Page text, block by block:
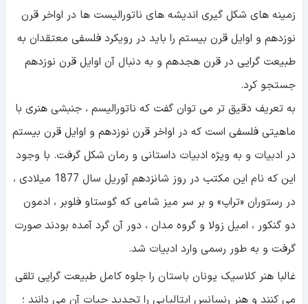
زمینه های شکل گیری اندیشه های ناتورالیست ها در اواخر قرن
نوزدهم و اوایل قرن بیستم را باید در رویکرد فلسفی معتقدان به
طبیعت گرایی در قرن هجدهم و به دنبال آن اوایل قرن نوزدهم
جستجو کرد.
به تعریف دقیق تر می توان گفت که ناتورالیسم ، جنبشی هنری با
ماهیتی فلسفی است که در اواخر قرن نوزدهم و اوایل قرن بیستم
در ادبیات و به ویژه ادبیات داستانی و رمان شکل گرفت. با وجود
این که نام این مکتب در روز شانزدهم آوریل سال 1877 میلادی ،
در رستوران «تراپ» و بر سر میز شامی که گوستاو فلوبر ، ادمون
دو گنکور ، امیل زولا و گروه مدان ، دور آن گرد آمده بودند صورت
گرفت و به طور رسمی وارد ادبیات شد.
غالبا هنر کلاسیک یونان باستان را جلوه کامل طبیعت گرایی تلقی
می کنند و هنر رنسانس ایتالیایی را تجدید حیات آن می دانند ؛